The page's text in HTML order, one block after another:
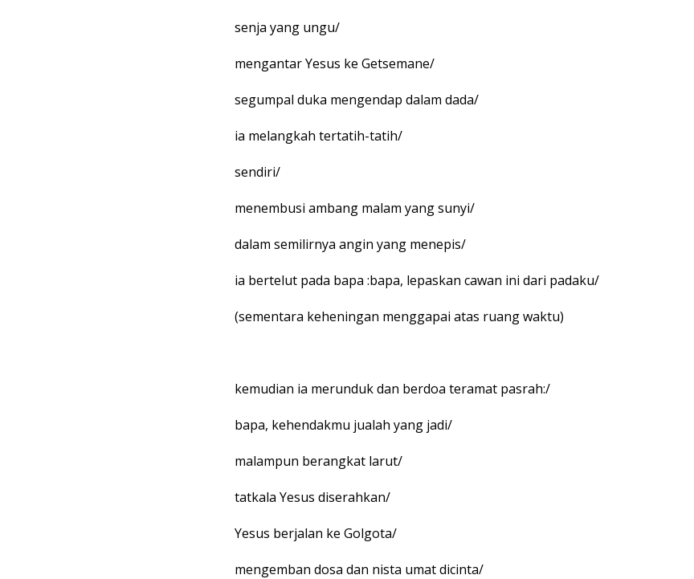
senja yang ungu/
mengantar Yesus ke Getsemane/
segumpal duka mengendap dalam dada/
ia melangkah tertatih-tatih/
sendiri/
menembusi ambang malam yang sunyi/
dalam semilirnya angin yang menepis/
ia bertelut pada bapa :bapa, lepaskan cawan ini dari padaku/
(sementara keheningan menggapai atas ruang waktu)
kemudian ia merunduk dan berdoa teramat pasrah:/
bapa, kehendakmu jualah yang jadi/
malampun berangkat larut/
tatkala Yesus diserahkan/
Yesus berjalan ke Golgota/
mengemban dosa dan nista umat dicinta/